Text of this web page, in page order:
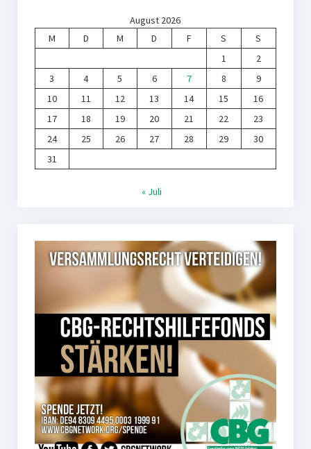
August 2026
M
D M D F S
S
1
2
3
4 5 6 7 8
9
10
11 12 13 14 15
16
17
18 19 20 21 22
23
24
25 26 27 28 29
30
31
« Juli